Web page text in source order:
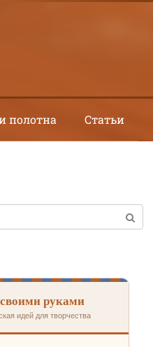
полотна Статьи
своими руками
идей для творчества